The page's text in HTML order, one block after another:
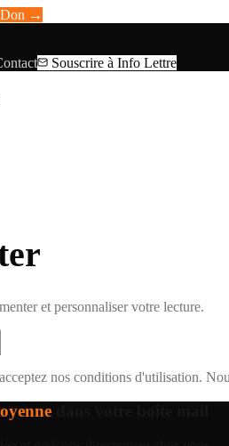
Don →
Souscrire à Info Lettre
et personnaliser votre lecture.
nos conditions d'utilisation.